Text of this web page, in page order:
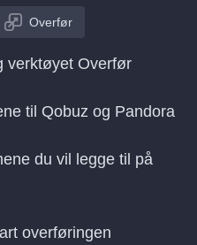
Overfør
verktøyet Overfør
til Qobuz og Pandora
du vil legge til på
overføringen